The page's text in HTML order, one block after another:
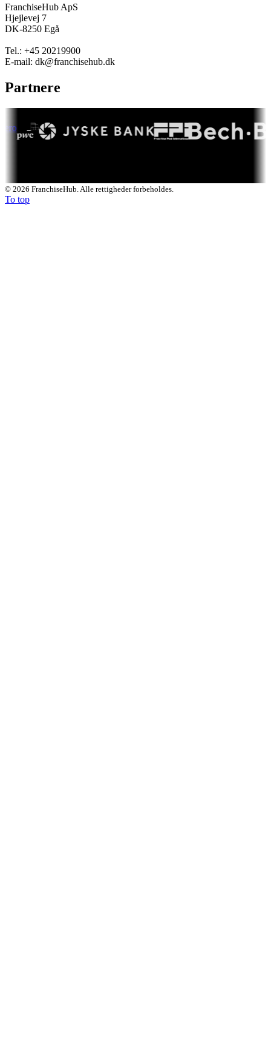
FranchiseHub ApS
Hjejlevej 7
DK-8250 Egå
Tel.: +45 20219900
E-mail: dk@franchisehub.dk
Partnere
© 2026 FranchiseHub. Alle rettigheder forbeholdes.
To top